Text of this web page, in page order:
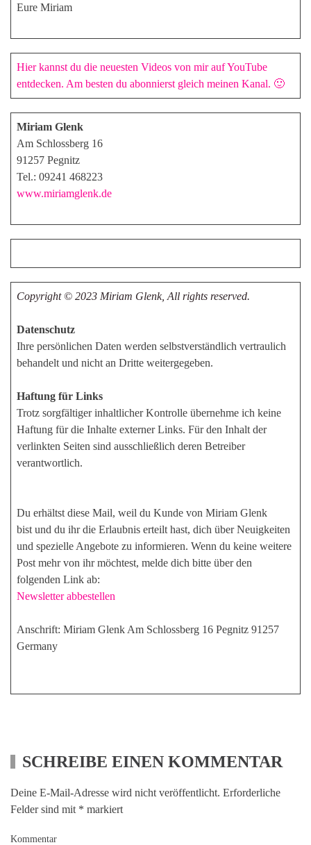
Eure Miriam
Hier kannst du die neuesten Videos von mir auf YouTube
entdecken. Am besten du abonnierst gleich meinen Kanal. 🙂
Miriam Glenk
Am Schlossberg 16
91257 Pegnitz
Tel.: 09241 468223
www.miriamglenk.de
Copyright © 2023 Miriam Glenk, All rights reserved.
Datenschutz
Ihre persönlichen Daten werden selbstverständlich vertraulich
behandelt und nicht an Dritte weitergegeben.
Haftung für Links
Trotz sorgfältiger inhaltlicher Kontrolle übernehme ich keine
Haftung für die Inhalte externer Links. Für den Inhalt der
verlinkten Seiten sind ausschließlich deren Betreiber
verantwortlich.
Du erhältst diese Mail, weil du Kunde von Miriam Glenk
bist und du ihr die Erlaubnis erteilt hast, dich über Neuigkeiten
und spezielle Angebote zu informieren. Wenn du keine weitere
Post mehr von ihr möchtest, melde dich bitte über den
folgenden Link ab:
Newsletter abbestellen
Anschrift: Miriam Glenk Am Schlossberg 16 Pegnitz 91257
Germany
SCHREIBE EINEN KOMMENTAR
Deine E-Mail-Adresse wird nicht veröffentlicht. Erforderliche
Felder sind mit * markiert
Kommentar